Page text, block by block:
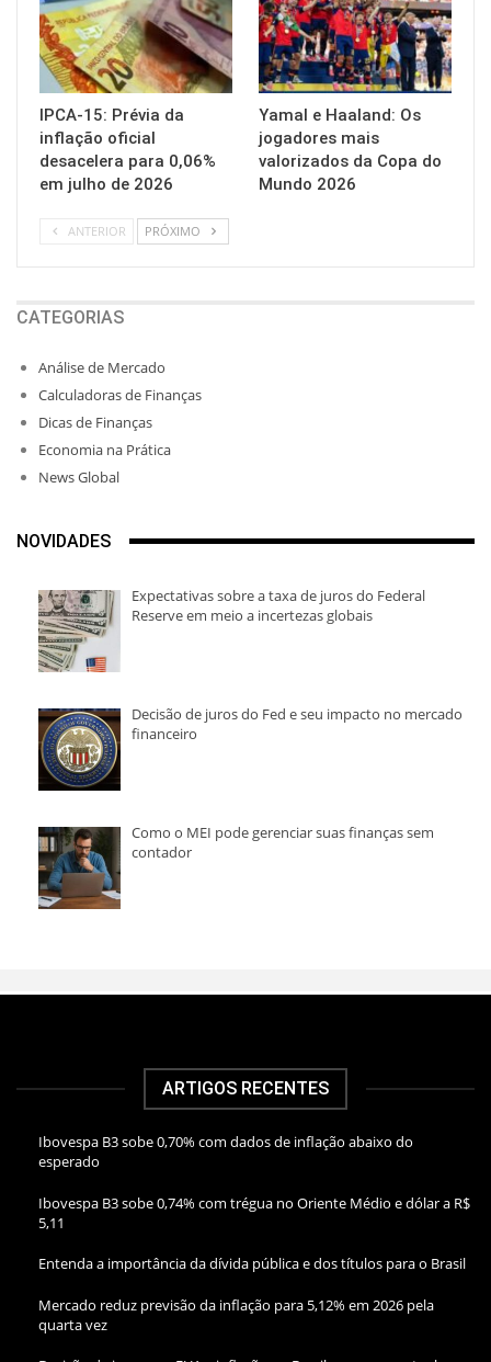
IPCA-15: Prévia da
inflação oficial
desacelera para 0,06%
em julho de 2026
Yamal e Haaland: Os
jogadores mais
valorizados da Copa do
Mundo 2026
ANTERIOR PRÓXIMO
CATEGORIAS
Análise de Mercado
Calculadoras de Finanças
Dicas de Finanças
Economia na Prática
News Global
NOVIDADES
Expectativas sobre a taxa de juros do Federal
Reserve em meio a incertezas globais
Decisão de juros do Fed e seu impacto no mercado
financeiro
Como o MEI pode gerenciar suas finanças sem
contador
ARTIGOS RECENTES
Ibovespa B3 sobe 0,70% com dados de inflação abaixo do
esperado
Ibovespa B3 sobe 0,74% com trégua no Oriente Médio e dólar a R$
5,11
Entenda a importância da dívida pública e dos títulos para o Brasil
Mercado reduz previsão da inflação para 5,12% em 2026 pela
quarta vez